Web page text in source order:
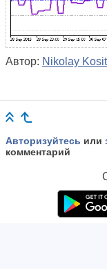
Автор: Nikolay
Авторизуйтесь или
комментарий